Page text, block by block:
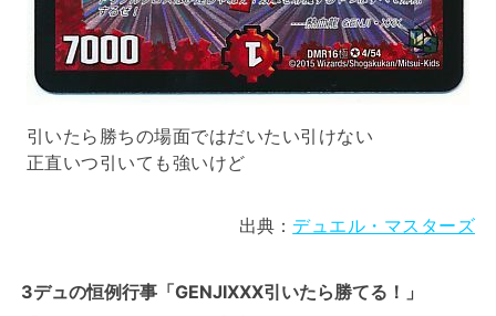
引いたら勝ちの場面ではだいたい引けない
正直いつ引いても強いけど
出典： デュエル・マスターズ
3デュの恒例行事「GENJIXXX引いたら勝てる！」